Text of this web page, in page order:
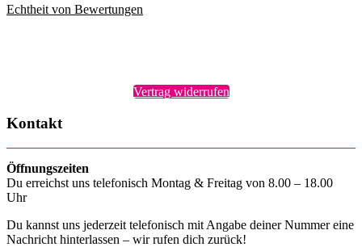
Echtheit von Bewertungen
Vertrag widerrufen
Kontakt
Öffnungszeiten
Du erreichst uns telefonisch Montag & Freitag von 8.00 – 18.00
Uhr
Du kannst uns jederzeit telefonisch mit Angabe deiner Nummer eine
Nachricht hinterlassen – wir rufen dich zurück!